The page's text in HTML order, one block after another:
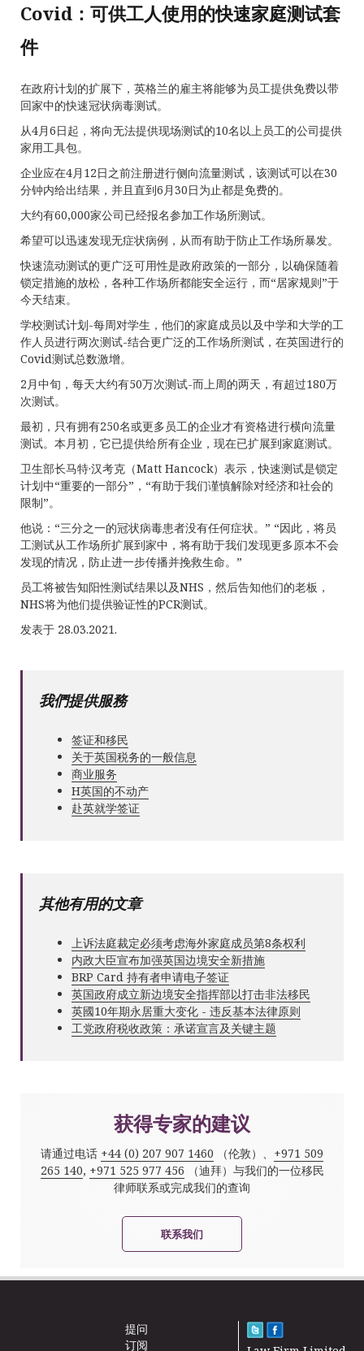
Covid：可供工人使用的快速家庭测试套
件
在政府计划的扩展下，英格兰的雇主将能够为员工提供免费以带
回家中的快速冠状病毒测试。
从4月6日起，将向无法提供现场测试的10名以上员工的公司提供
家用工具包。
企业应在4月12日之前注册进行侧向流量测试，该测试可以在30
分钟内给出结果，并且直到6月30日为止都是免费的。
大约有60,000家公司已经报名参加工作场所测试。
希望可以迅速发现无症状病例，从而有助于防止工作场所暴发。
快速流动测试的更广泛可用性是政府政策的一部分，以确保随着
锁定措施的放松，各种工作场所都能安全运行，而“居家规则”​​于
今天结束。
学校测试计划-每周对学生，他们的家庭成员以及中学和大学的工
作人员进行两次测试-结合更广泛的工作场所测试，在英国进行的
Covid测试总数激增。
2月中旬，每天大约有50万次测试-而上周的两天，有超过180万
次测试。
最初，只有拥有250名或更多员工的企业才有资格进行横向流量
测试。本月初，它已提供给所有企业，现在已扩展到家庭测试。
卫生部长马特·汉考克（Matt Hancock）表示，快速测试是锁定
计划中“重要的一部分”，“有助于我们谨慎解除对经济和社会的
限制”。
他说：“三分之一的冠状病毒患者没有任何症状。” “因此，将员
工测试从工作场所扩展到家中，将有助于我们发现更多原本不会
发现的情况，防止进一步传播并挽救生命。”
员工将被告知阳性测试结果以及NHS，然后告知他们的老板，
NHS将为他们提供验证性的PCR测试。
发表于 28.03.2021.
我們提供服務
签证和移民
关于英国税务的一般信息
商业服务
Н英国的不动产
赴英就学签证
其他有用的文章
上诉法庭裁定必须考虑海外家庭成员第8条权利
内政大臣宣布加强英国边境安全新措施
BRP Card 持有者申请电子签证
英国政府成立新边境安全指挥部以打击非法移民
英國10年期永居重大变化 - 违反基本法律原则
工党政府税收政策：承诺宣言及关键主题
获得专家的建议
请通过电话 +44 (0) 207 907 1460 （伦敦）、 +971 509
265 140, +971 525 977 456 （迪拜）与我们的一位移民
律师联系或完成我们的查询
联系我们
提问
订阅